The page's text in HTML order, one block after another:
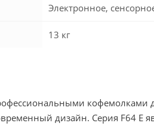
Электронное,
13 кг
кофемолками
дизайн. Серия F64